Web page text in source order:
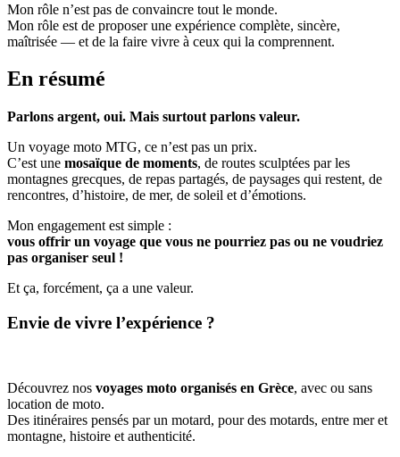
Mon rôle n’est pas de convaincre tout le monde.
Mon rôle est de proposer une expérience complète, sincère,
maîtrisée — et de la faire vivre à ceux qui la comprennent.
En résumé
Parlons argent, oui. Mais surtout parlons valeur.
Un voyage moto MTG, ce n’est pas un prix.
C’est une mosaïque de moments, de routes sculptées par les
montagnes grecques, de repas partagés, de paysages qui restent, de
rencontres, d’histoire, de mer, de soleil et d’émotions.
Mon engagement est simple :
vous offrir un voyage que vous ne pourriez pas ou ne voudriez
pas organiser seul !
Et ça, forcément, ça a une valeur.
Envie de vivre l’expérience ?
Découvrez nos voyages moto organisés en Grèce, avec ou sans
location de moto.
Des itinéraires pensés par un motard, pour des motards, entre mer et
montagne, histoire et authenticité.